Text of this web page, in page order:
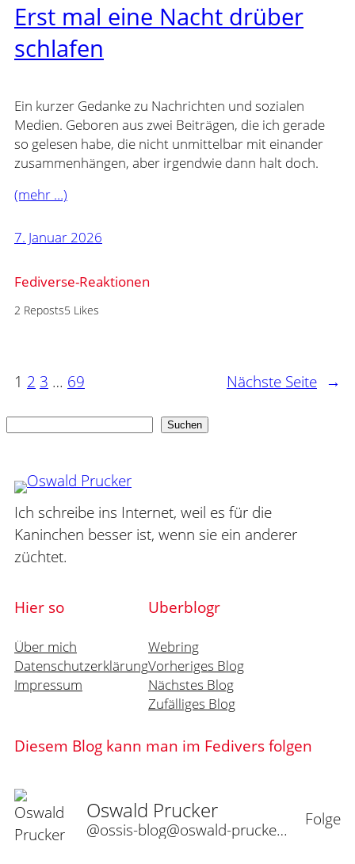
Erst mal eine Nacht drüber
schlafen
Ein kurzer Gedanke zu Nachrichten und sozialen
Medien. Geboren aus zwei Beiträgen, die ich gerade
so gelesen habe, die nicht unmittelbar mit einander
zusammenhängen, aber irgendwie dann halt doch.
(mehr …)
7. Januar 2026
Fediverse-Reaktionen
2 Reposts5 Likes
1 2 3 … 69 Nächste Seite →
Suchen
Ich schreibe ins Internet, weil es für die
Kaninchen besser ist, wenn sie ein anderer
züchtet.
Hier so
Über mich
Datenschutzerklärung
Impressum
Uberblogr
Webring
Vorheriges Blog
Nächstes Blog
Zufälliges Blog
Diesem Blog kann man im Fedivers folgen
Oswald Prucker
@ossis-blog@oswald-prucker.de
Folge